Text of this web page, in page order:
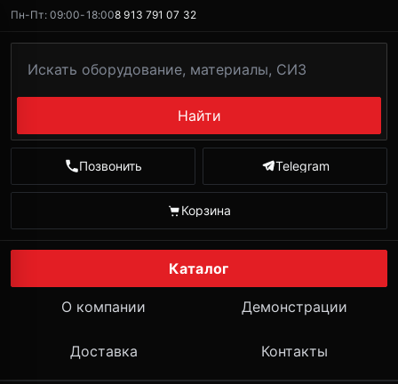
Пн-Пт: 09:00-18:008 913 791 07 32
Найти
Позвонить Telegram
Корзина
Каталог
О компании Демонстрации
Доставка Контакты